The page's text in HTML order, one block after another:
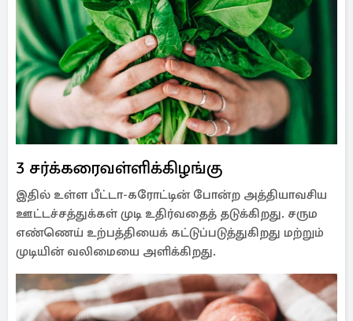
3 சர்க்கரைவள்ளிக்கிழங்கு
இதில் உள்ள பீட்டா-கரோட்டின் போன்ற அத்தியாவசிய
ஊட்டச்சத்துக்கள் முடி உதிர்வதைத் தடுக்கிறது. சரும
எண்ணெய் உற்பத்தியைக் கட்டுப்படுத்துகிறது மற்றும்
முடியின் வலிமையை அளிக்கிறது.